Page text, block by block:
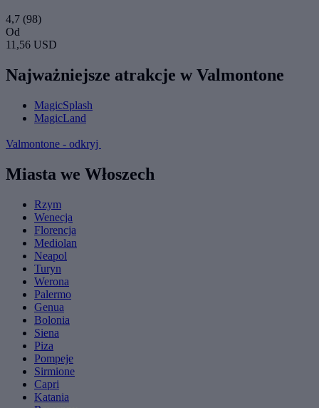
4,7 (98)
Od
11,56 USD
Najważniejsze atrakcje w Valmontone
MagicSplash
MagicLand
Valmontone - odkryj
Miasta we Włoszech
Rzym
Wenecja
Florencja
Mediolan
Neapol
Turyn
Werona
Palermo
Genua
Bolonia
Siena
Piza
Pompeje
Sirmione
Capri
Katania